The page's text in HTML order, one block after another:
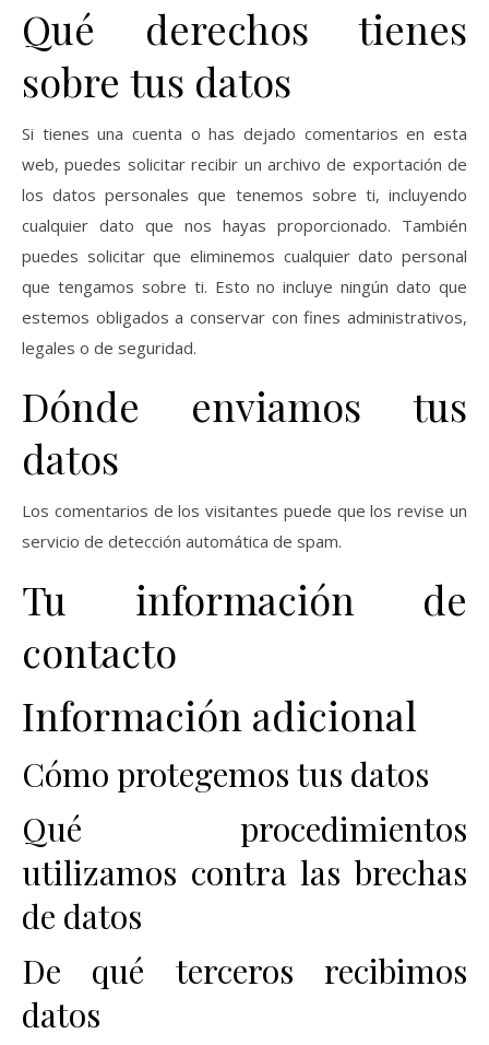
Qué derechos tienes
sobre tus datos
Si tienes una cuenta o has dejado comentarios en esta
web, puedes solicitar recibir un archivo de exportación de
los datos personales que tenemos sobre ti, incluyendo
cualquier dato que nos hayas proporcionado. También
puedes solicitar que eliminemos cualquier dato personal
que tengamos sobre ti. Esto no incluye ningún dato que
estemos obligados a conservar con fines administrativos,
legales o de seguridad.
Dónde enviamos tus
datos
Los comentarios de los visitantes puede que los revise un
servicio de detección automática de spam.
Tu información de
contacto
Información adicional
Cómo protegemos tus datos
Qué procedimientos
utilizamos contra las brechas
de datos
De qué terceros recibimos
datos